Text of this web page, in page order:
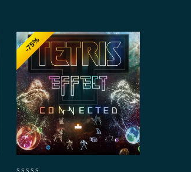
-75%